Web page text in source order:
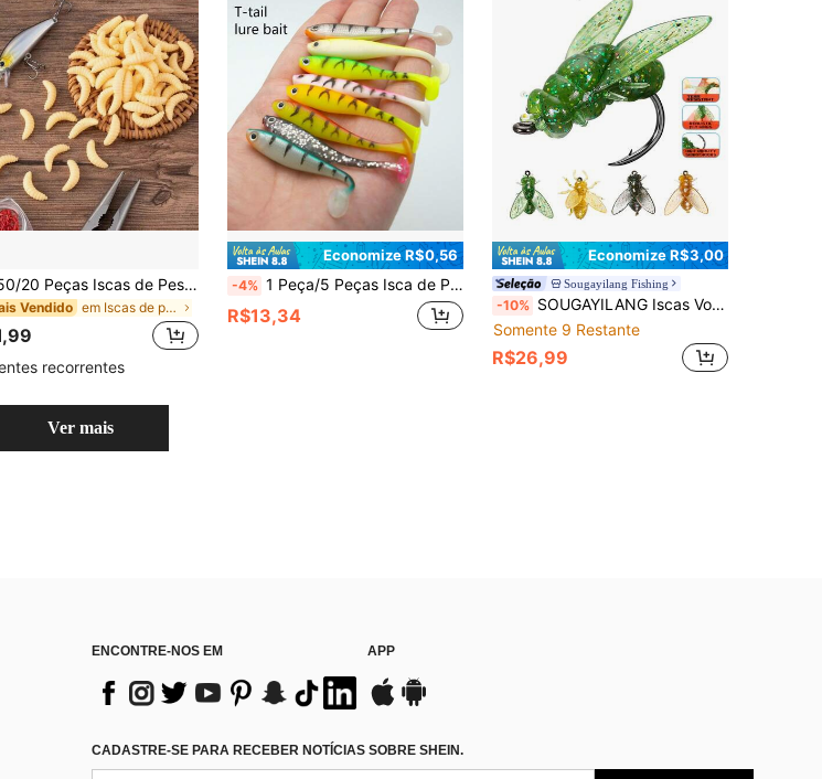
100/50/20 Peças Iscas de Pesca Biônicas Macias: Iscas Supremas para Truta, Caranguejo e Carpa! Pesca
Vendido em Iscas de pesca
recorrentes
Economize R$0,56
-4% 1 Peça/5 Peças Isca de Pesca Realista Macia, Isca de Cauda Oscilante Tipo T, Isca Artificial de Peixe Biônica com Cauda Móvel, Adequada para Água Doce e Salgada, Equipamento de Pesca, Acessórios de Pesca
R$13,34
Economize R$3,00
Sougayilang Fishing
-10% SOUGAYILANG Iscas Voadoras Macias 10 Peças/20 Peças, Iscas de Mosca Biomimética Hiper-Realista com Anzóis - Acompanhada de Odor Atraente para Peixe, Iscas de Pesca com Mosca para Aventuras de Pesca de Truta, Robalo e Água Doce
Somente 9 Restante
R$26,99
Ver mais
ENCONTRE-NOS EM APP
CADASTRE-SE PARA RECEBER NOTÍCIAS SOBRE SHEIN.